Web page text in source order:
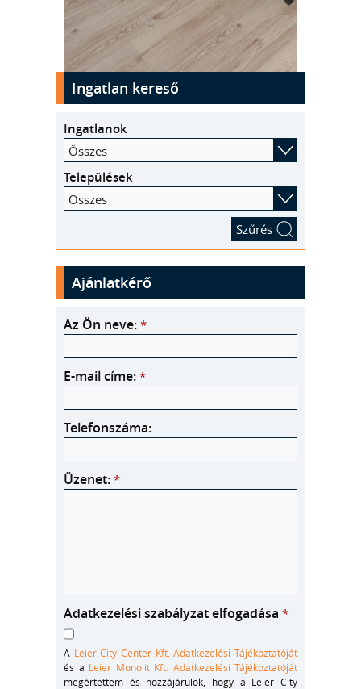
kinyit
Ingatlan kereső
Ingatlanok
Összes
Települések
Összes
Ajánlatkérő
Az Ön neve: *
E-mail címe: *
Telefonszáma:
Üzenet: *
Adatkezelési szabályzat elfogadása *
A Leier City Center Kft. Adatkezelési Tájékoztatóját
és a Leier Monolit Kft. Adatkezelési Tájékoztatóját
megértettem és hozzájárulok, hogy a Leier City